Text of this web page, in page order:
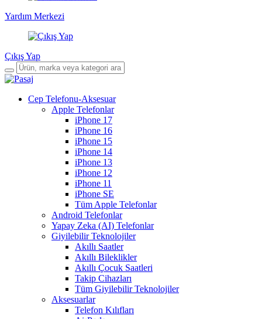
Yardım Merkezi
Çıkış Yap
Cep Telefonu-Aksesuar
Apple Telefonlar
iPhone 17
iPhone 16
iPhone 15
iPhone 14
iPhone 13
iPhone 12
iPhone 11
iPhone SE
Tüm Apple Telefonlar
Android Telefonlar
Yapay Zeka (AI) Telefonlar
Giyilebilir Teknolojiler
Akıllı Saatler
Akıllı Bileklikler
Akıllı Çocuk Saatleri
Takip Cihazları
Tüm Giyilebilir Teknolojiler
Aksesuarlar
Telefon Kılıfları